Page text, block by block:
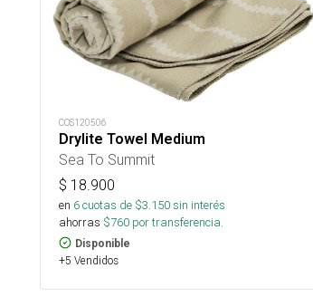
COS120506
Drylite Towel Medium
Sea To Summit
$ 18.900
en 6cuotas de $3.150sin interés
ahorras $760 por transferencia.
Disponible
+5 Vendidos